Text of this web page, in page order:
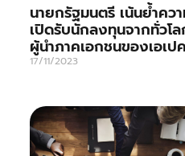
นายกรัฐมนตรี เน้นย้ำคว
เปิดรับนักลงทุนจากทั่วโ
ผู้นำภาคเอกชนของเอเปค
17/11/2023